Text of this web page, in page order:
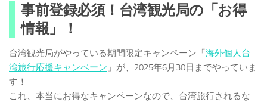
事前登録必須！台湾観光局の「お得
情報」！
台湾観光局がやっている期間限定キャンペーン「海外個人台
湾旅行応援キャンペーン 」が、2025年6月30日までやっていま
す！
これ、本当にお得なキャンペーンなので、台湾旅行されるな